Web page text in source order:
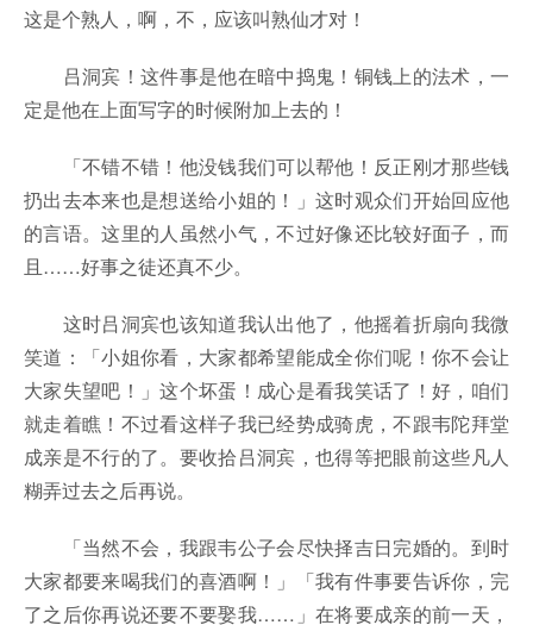
这是个熟人，啊，不，应该叫熟仙才对！
吕洞宾！这件事是他在暗中捣鬼！铜钱上的法术，一
定是他在上面写字的时候附加上去的！
「不错不错！他没钱我们可以帮他！反正刚才那些钱
扔出去本来也是想送给小姐的！」这时观众们开始回应他
的言语。这里的人虽然小气，不过好像还比较好面子，而
且……好事之徒还真不少。
这时吕洞宾也该知道我认出他了，他摇着折扇向我微
笑道：「小姐你看，大家都希望能成全你们呢！你不会让
大家失望吧！」这个坏蛋！成心是看我笑话了！好，咱们
就走着瞧！不过看这样子我已经势成骑虎，不跟韦陀拜堂
成亲是不行的了。要收拾吕洞宾，也得等把眼前这些凡人
糊弄过去之后再说。
「当然不会，我跟韦公子会尽快择吉日完婚的。到时
大家都要来喝我们的喜酒啊！」「我有件事要告诉你，完
了之后你再说还要不要娶我……」在将要成亲的前一天，